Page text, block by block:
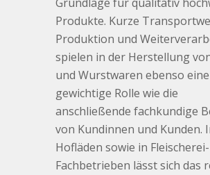
Produkte. Kurze
Produktion und
spielen in der Herstellung
und Wurstwaren ebenso eine
gewichtige Rolle wie die
anschließende fachkundige
von Kundinnen und Kunden.
Hofläden sowie in Fleischerei-
Fachbetrieben lässt sich das